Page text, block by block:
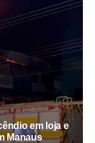
em loja e
Manaus